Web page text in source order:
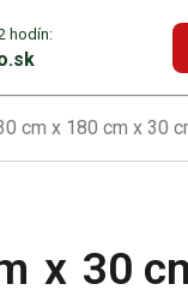
hodín:
cm x 180 cm x 30
x 30